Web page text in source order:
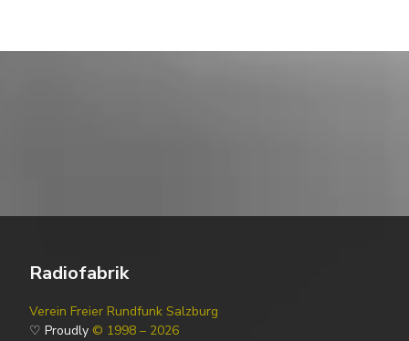
Radiofabrik
Verein Freier Rundfunk Salzburg
♡ Proudly © 1998 – 2026